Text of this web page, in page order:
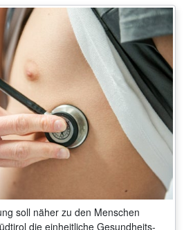
soll näher zu den Menschen
die einheitliche Gesundheits-